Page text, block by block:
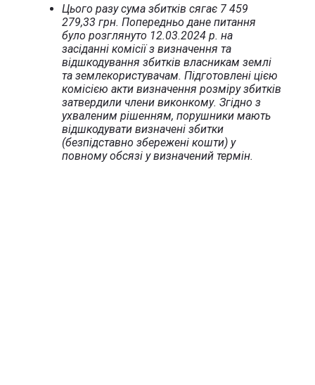
Цього разу сума збитків сягає 7 459
279,33 грн. Попередньо дане питання
було розглянуто 12.03.2024 р. на
засіданні комісії з визначення та
відшкодування збитків власникам землі
та землекористувачам. Підготовлені цією
комісією акти визначення розміру збитків
затвердили члени виконкому. Згідно з
ухваленим рішенням, порушники мають
відшкодувати визначені збитки
(безпідставно збережені кошти) у
повному обсязі у визначений термін.